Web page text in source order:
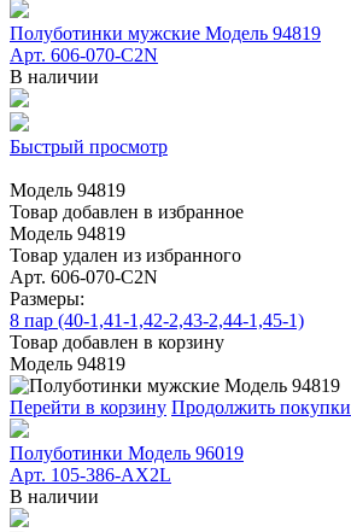
Полуботинки мужские Модель 94819
Арт. 606-070-C2N
В наличии
Быстрый просмотр
Модель 94819
Товар добавлен в избранное
Модель 94819
Товар удален из избранного
Арт. 606-070-C2N
Размеры:
8 пар (40-1,41-1,42-2,43-2,44-1,45-1)
Товар добавлен в корзину
Модель 94819
Перейти в корзину Продолжить покупки
Полуботинки Модель 96019
Арт. 105-386-АХ2L
В наличии